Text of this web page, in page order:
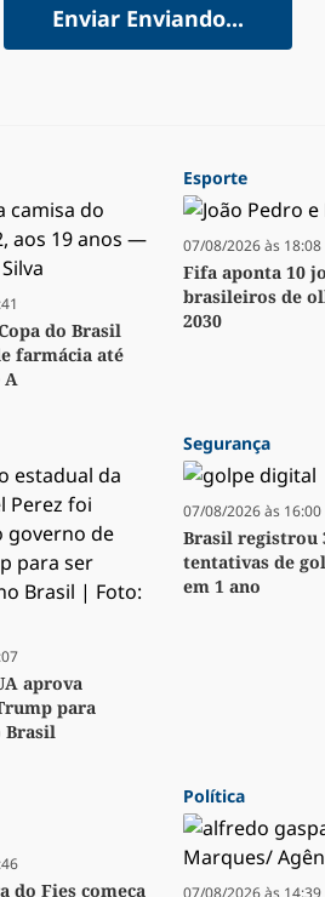
Enviar Enviando...
do Brasil
farmácia até
A
Esporte
07/08/2026 às 18:08
Fifa aponta 10
brasileiros de
2030
aprova
para
Brasil
Segurança
07/08/2026 às 16:00
Brasil registrou
tentativas de
em 1 ano
do Fies começa
Política